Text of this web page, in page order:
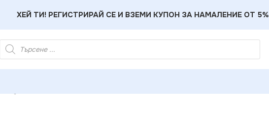
ХЕЙ ТИ! РЕГИСТРИРАЙ СЕ И ВЗЕМИ КУПОН ЗА НАМАЛЕНИЕ ОТ 5%